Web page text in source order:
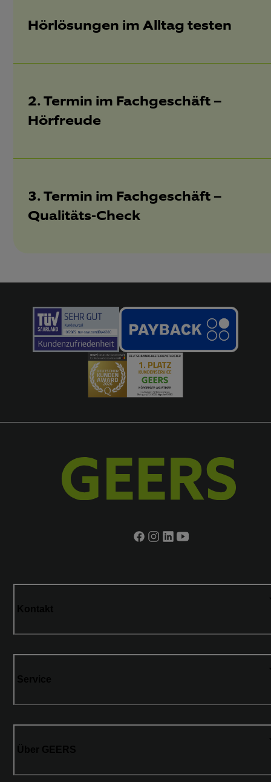
Hörlösungen im Alltag testen
2. Termin im Fachgeschäft –
Hörfreude
3. Termin im Fachgeschäft –
Qualitäts-Check